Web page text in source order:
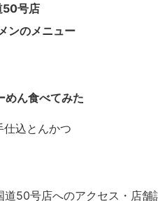
50号店
ンのメニュー
めん食べてみた
仕込とんかつ
50号店へのアクセス・店舗